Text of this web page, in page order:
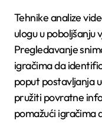
Tehnike analize
ulogu u poboljšanju
Pregledavanje
igračima da
poput postavljanja
pružiti povratne
pomažući igračima